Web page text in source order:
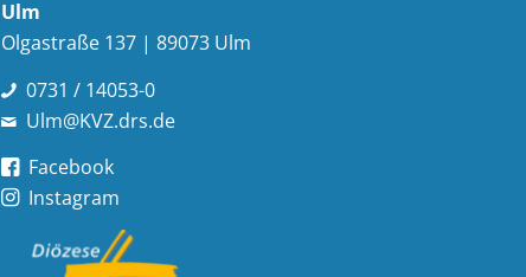
Ulm
Olgastraße 137 | 89073 Ulm
0731 / 14053-0
Ulm@KVZ.drs.de
Facebook
Instagram